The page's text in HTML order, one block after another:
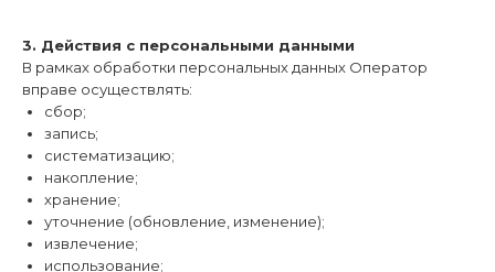
3. Действия с персональными данными
В рамках обработки персональных данных Оператор
вправе осуществлять:
сбор;
запись;
систематизацию;
накопление;
хранение;
уточнение (обновление, изменение);
извлечение;
использование;